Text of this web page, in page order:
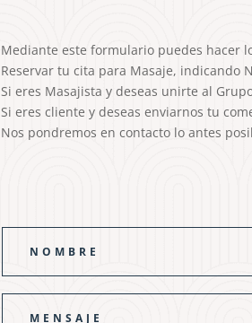
Mediante este formulario puedes hacer
Reservar tu cita para Masaje, indicando
Si eres Masajista y deseas unirte al
Si eres cliente y deseas enviarnos tu
Nos pondremos en contacto lo antes